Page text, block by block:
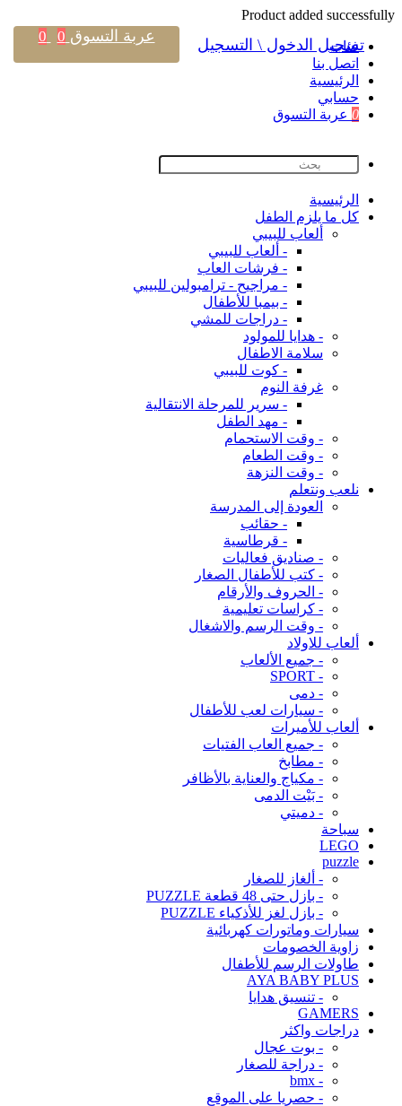
Product added successfully
فئات
اتصل بنا
اﻟﺮﺋﻴﺴﻴﺔ
حسابي
0 عربة التسوق
اﻟﺮﺋﻴﺴﻴﺔ
كل ما يلزم الطفل
ألعاب للبيبي
- ألعاب للبيبي
- فرشات العاب
- مراجيح - ترامبولين للبيبي
- بيمبا للأطفال
- دراجات للمشي
- هدايا للمولود
سلامة الاطفال
- كوت للبيبي
غرفة النوم
- سرير للمرحلة الانتقالية
- مهد الطفل
- وقت الاستحمام
- وقت الطعام
- وقت النزهة
نلعب ونتعلم
العودة إلى المدرسة
- حقائب
- قرطاسية
- صناديق فعاليات
- كتب للأطفال الصغار
- الحروف والأرقام
- كراسات تعليمية
- وقت الرسم والاشغال
ألعاب للاولاد
- جميع الألعاب
- SPORT
- دمى
- سيارات لعب للأطفال
ألعاب للأميرات
- جميع العاب الفتيات
- مطابخ
- مكياج والعناية بالأظافر
- بَيْت الدمى
- دميتي
سباحة
LEGO
puzzle
- ألغاز للصغار
- بازل حتى 48 قطعة PUZZLE
- بازل لغز للأذكياء PUZZLE
سيارات وماتورات كهربائية
زاوية الخصومات
طاولات الرسم للأطفال
AYA BABY PLUS
- تنسيق هدايا
GAMERS
دراجات واكثر
- بوت عجال
- دراجة للصغار
- bmx
- حصريا على الموقع
تسجيل الدخول \ التسجيل عربة التسوق 0
0